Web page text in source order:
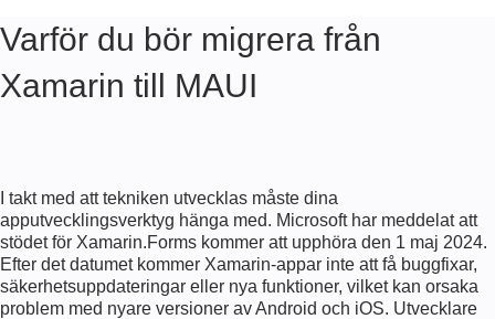
Varför du bör migrera från
Xamarin till MAUI
I takt med att tekniken utvecklas måste dina
apputvecklingsverktyg hänga med. Microsoft har meddelat att
stödet för Xamarin.Forms kommer att upphöra den 1 maj 2024.
Efter det datumet kommer Xamarin-appar inte att få buggfixar,
säkerhetsuppdateringar eller nya funktioner, vilket kan orsaka
problem med nyare versioner av Android och iOS. Utvecklare